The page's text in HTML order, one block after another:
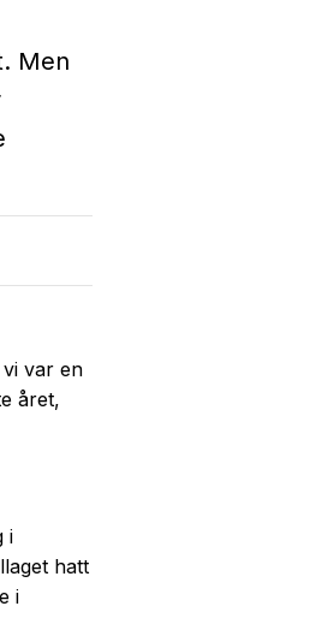
Men
var en
året,
i
hatt
i